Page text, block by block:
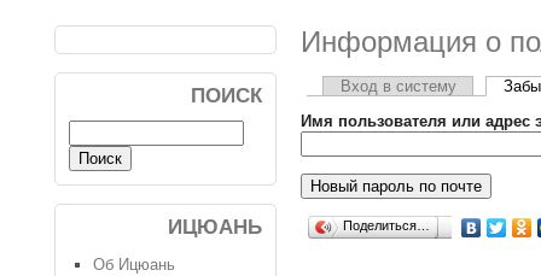
Информация о
Вход в систему
Имя пользователя или адрес
Поделиться…
ПОИСК
ИЦЮАНЬ
Об Ицюань